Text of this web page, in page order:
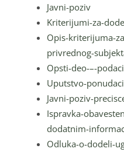
Javni-poziv
Kriterijumi-za-
Opis-kriterijuma-
privrednog-
Opsti-deo-–-
Uputstvo-
Javni-poziv-
Ispravka-
dodatnim-
Odluka-o-dodeli-